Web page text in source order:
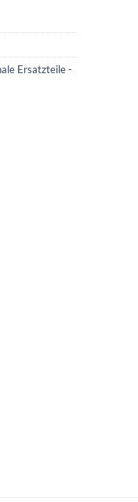
Ersatzteile -